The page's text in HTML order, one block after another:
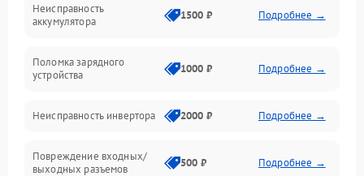
Звук и индикация
Неисправность
аккумулятора
1500 ₽ Подробнее →
Поломка зарядного
устройства
1000 ₽ Подробнее →
Неисправность инвертора 2000 ₽ Подробнее →
Повреждение входных/
выходных разъемов
500 ₽ Подробнее →